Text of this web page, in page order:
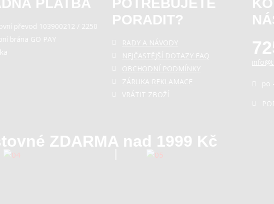
PLATBA
převod 103900212 / 2250
brána GO PAY
POTŘEBUJETE
PORADIT?
RADY A NÁVODY
NEJČASTĚJŠÍ DOTAZY FAQ
OBCHODNÍ PODMÍNKY
ZÁRUKA REKLAMACE
VRÁTIT ZBOŽÍ
po
ZDARMA nad 1999 Kč